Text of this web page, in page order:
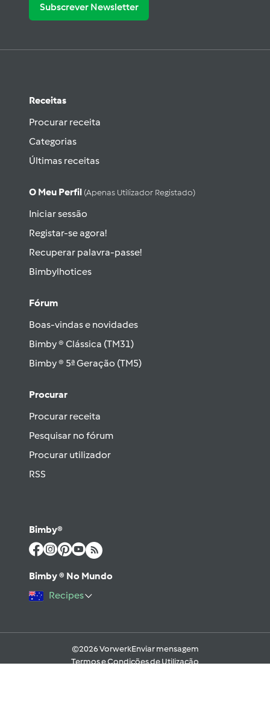
Subscrever Newsletter
Receitas
Procurar receita
Categorias
Últimas receitas
O Meu Perfil (apenas Utilizador Registado)
Iniciar sessão
Registar-se agora!
Recuperar palavra-passe!
Bimbylhotices
Fórum
Boas-vindas e novidades
Bimby ® Clássica (TM31)
Bimby ® 5ª Geração (TM5)
Procurar
Procurar receita
Pesquisar no fórum
Procurar utilizador
RSS
Bimby®
Bimby ® No Mundo
Recipes
©2026 VorwerkEnviar mensagem
Termos e Condições de Utilização